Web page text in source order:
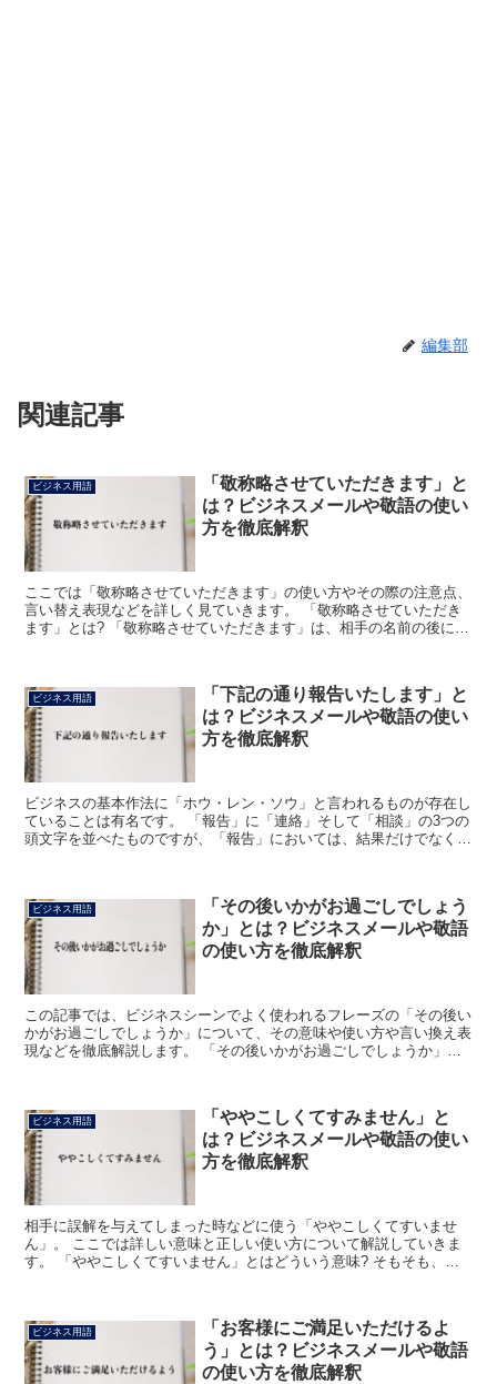
編集部
関連記事
ビジネス用語
「敬称略させていただきます」と
は？ビジネスメールや敬語の使い
方を徹底解釈
ここでは「敬称略させていただきます」の使い方やその際の注意点、
言い替え表現などを詳しく見ていきます。 「敬称略させていただき
ます」とは? 「敬称略させていただきます」は、相手の名前の後につ
ビジネス用語
「下記の通り報告いたします」と
は？ビジネスメールや敬語の使い
方を徹底解釈
ビジネスの基本作法に「ホウ・レン・ソウ」と言われるものが存在し
ていることは有名です。 「報告」に「連絡」そして「相談」の3つの
頭文字を並べたものですが、「報告」においては、結果だけでなく過
ビジネス用語
「その後いかがお過ごしでしょう
か」とは？ビジネスメールや敬語
の使い方を徹底解釈
この記事では、ビジネスシーンでよく使われるフレーズの「その後い
かがお過ごしでしょうか」について、その意味や使い方や言い換え表
現などを徹底解説します。 「その後いかがお過ごしでしょうか」と
ビジネス用語
「ややこしくてすみません」と
は？ビジネスメールや敬語の使い
方を徹底解釈
相手に誤解を与えてしまった時などに使う「ややこしくてすいませ
ん」。 ここでは詳しい意味と正しい使い方について解説していきま
す。 「ややこしくてすいません」とはどういう意味? そもそも、こ
ビジネス用語
「お客様にご満足いただけるよ
う」とは？ビジネスメールや敬語
の使い方を徹底解釈